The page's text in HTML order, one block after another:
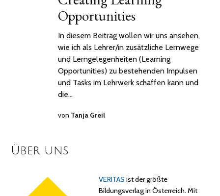
Opportunities
In diesem Beitrag wollen wir uns ansehen,
wie ich als Lehrer/in zusätzliche Lernwege
und Lerngelegenheiten (Learning
Opportunities) zu bestehenden Impulsen
und Tasks im Lehrwerk schaffen kann und
die…
von Tanja Greil
Über uns
VERITAS ist der größte
Bildungsverlag in Österreich. Mit